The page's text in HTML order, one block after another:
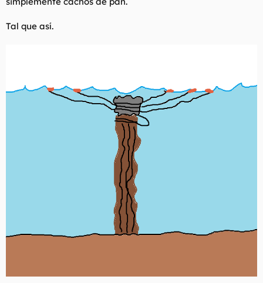
Tal que así.